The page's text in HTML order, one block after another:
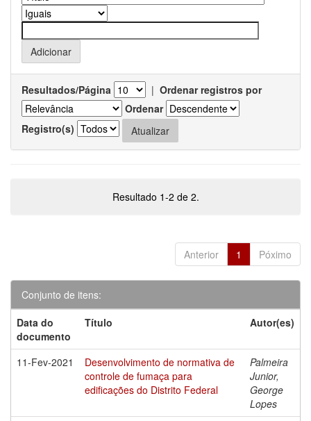
Resultados/Página | Ordenar registros por
Ordenar
Registro(s)
Resultado 1-2 de 2.
Anterior 1 Póximo
Conjunto de itens:
Data do
documento
Título Autor(es)
11-Fev-2021
Desenvolvimento de normativa de
controle de fumaça para
edificações do Distrito Federal
Palmeira
Junior,
George
Lopes